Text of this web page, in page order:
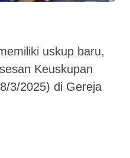
uskup baru,
Keuskupan
3/2025) di Gereja